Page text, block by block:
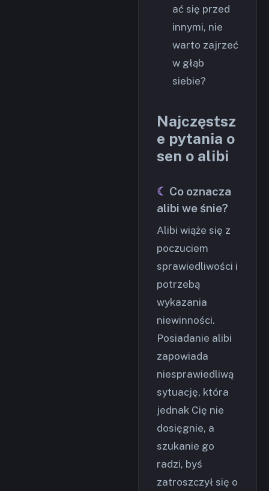
ać się przed
innymi, nie
warto zajrzeć
w głąb
siebie?
Najczęstsz
e pytania o
sen o alibi
Co oznacza
alibi we śnie?
Alibi wiąże się z
poczuciem
sprawiedliwości i
potrzebą
wykazania
niewinności.
Posiadanie alibi
zapowiada
niesprawiedliwą
sytuację, która
jednak Cię nie
dosięgnie, a
szukanie go
radzi, byś
zatroszczył się o